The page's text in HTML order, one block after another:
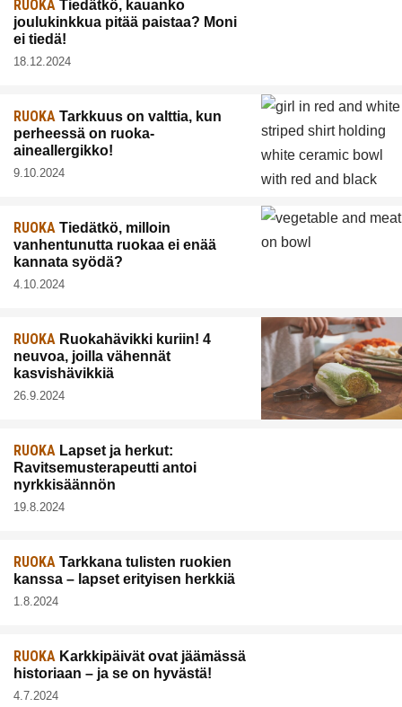
RUOKA Tiedätkö, kauanko
joulukinkkua pitää paistaa? Moni
ei tiedä!
18.12.2024
RUOKA Tarkkuus on valttia, kun
perheessä on ruoka-
aineallergikko!
9.10.2024
RUOKA Tiedätkö, milloin
vanhentunutta ruokaa ei enää
kannata syödä?
4.10.2024
RUOKA Ruokahävikki kuriin! 4
neuvoa, joilla vähennät
kasvishävikkiä
26.9.2024
RUOKA Lapset ja herkut:
Ravitsemusterapeutti antoi
nyrkkisäännön
19.8.2024
RUOKA Tarkkana tulisten ruokien
kanssa – lapset erityisen herkkiä
1.8.2024
RUOKA Karkkipäivät ovat jäämässä
historiaan – ja se on hyvästä!
4.7.2024